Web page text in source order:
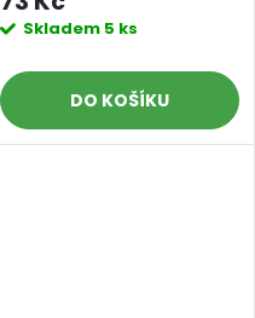
Skladem 5 ks
DO KOŠÍKU